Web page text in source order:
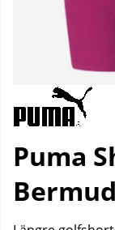
Puma